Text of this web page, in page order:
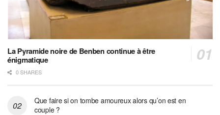
La Pyramide noire de Benben continue à être
énigmatique
0 SHARES
Que faire si on tombe amoureux alors qu’on est en
couple ?